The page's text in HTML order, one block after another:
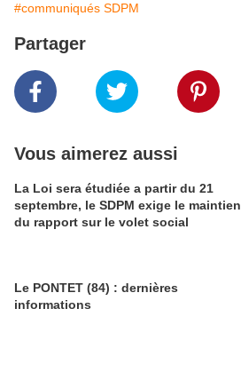
#communiqués SDPM
Partager
Vous aimerez aussi
La Loi sera étudiée a partir du 21
septembre, le SDPM exige le maintien
du rapport sur le volet social
Le PONTET (84) : dernières
informations